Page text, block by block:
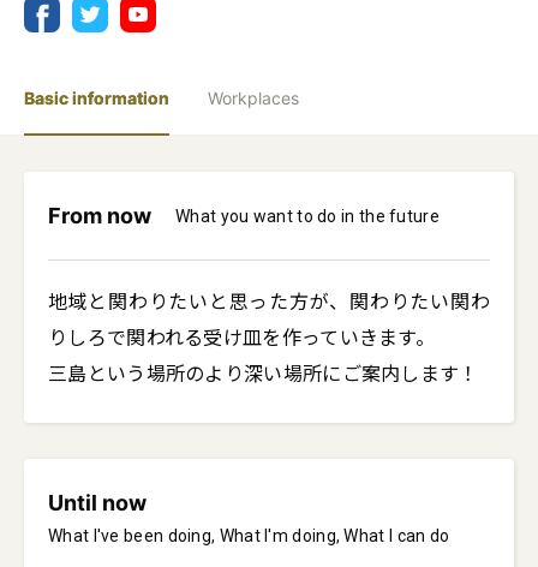
Basic information Workplaces
From now What you want to do in the future
地域と関わりたいと思った方が、関わりたい関わ
りしろで関われる受け皿を作っていきます。
三島という場所のより深い場所にご案内します！
Until now
What I've been doing, What I'm doing, What I can do